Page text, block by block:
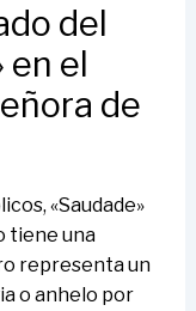
del
en el
de
«Saudade»
tiene una
representa un
o anhelo por